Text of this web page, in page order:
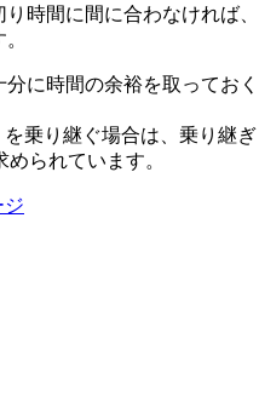
時間に間に合わなければ、
に時間の余裕を取っておく
乗り継ぐ場合は、乗り継ぎ
られています。
ジ